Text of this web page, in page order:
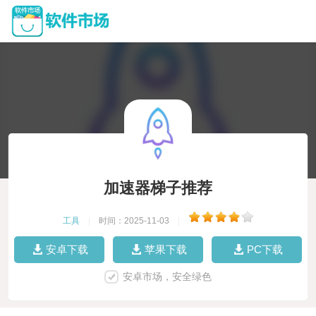
加速器梯子推荐
工具 时间：2025-11-03
安卓下载 苹果下载 PC下载
安卓市场，安全绿色